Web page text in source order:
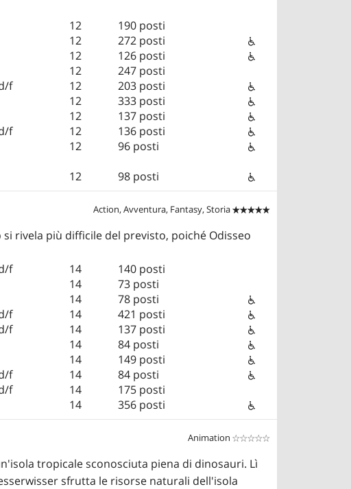
12
190 posti
12
272 posti
12
126 posti
12
247 posti
f 12
203 posti
12
333 posti
12
137 posti
f 12
136 posti
12
96 posti
12 98 posti
Action, Avventura, Fantasy, Storia 

rivela più difficile del previsto, poiché Odisseo
f 14
140 posti
14
73 posti
14
78 posti
f 14
421 posti
f 14
137 posti
14
84 posti
14
149 posti
f 14
84 posti
f 14
175 posti
14 356 posti
Animation 

tropicale sconosciuta piena di dinosauri. Lì
sfrutta le risorse naturali dell'isola